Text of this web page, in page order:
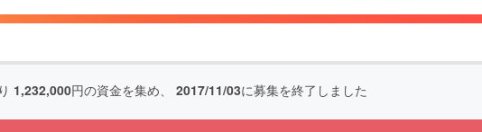
1,232,000円の資金を集め、 2017/11/03に募集を終了しました